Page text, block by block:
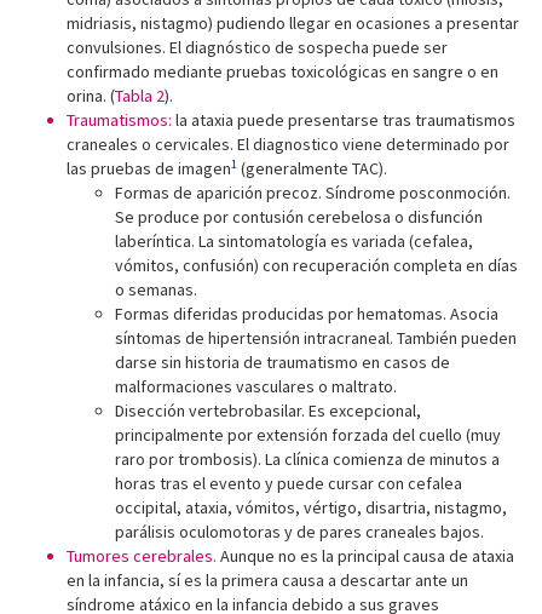
midriasis, nistagmo) pudiendo llegar en ocasiones a presentar
convulsiones. El diagnóstico de sospecha puede ser
confirmado mediante pruebas toxicológicas en sangre o en
orina. (Tabla 2).
Traumatismos: la ataxia puede presentarse tras traumatismos
craneales o cervicales. El diagnostico viene determinado por
las pruebas de imagen1 (generalmente TAC).
Formas de aparición precoz. Síndrome posconmoción.
Se produce por contusión cerebelosa o disfunción
laberíntica. La sintomatología es variada (cefalea,
vómitos, confusión) con recuperación completa en días
o semanas.
Formas diferidas producidas por hematomas. Asocia
síntomas de hipertensión intracraneal. También pueden
darse sin historia de traumatismo en casos de
malformaciones vasculares o maltrato.
Disección vertebrobasilar. Es excepcional,
principalmente por extensión forzada del cuello (muy
raro por trombosis). La clínica comienza de minutos a
horas tras el evento y puede cursar con cefalea
occipital, ataxia, vómitos, vértigo, disartria, nistagmo,
parálisis oculomotoras y de pares craneales bajos.
Tumores cerebrales. Aunque no es la principal causa de ataxia
en la infancia, sí es la primera causa a descartar ante un
síndrome atáxico en la infancia debido a sus graves